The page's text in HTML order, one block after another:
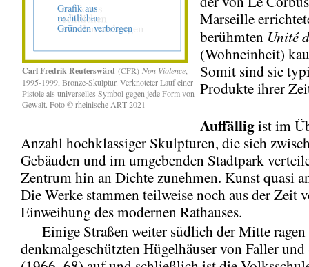
Carl Fredrik Reuterswärd (CFR) Non Violence
1995-1999, Bronze-Skulptur. Verknoteter Lauf einer
Pistole als universelles Symbol gegen jede Form von
Gewalt. Foto © rheinische ART 2021
Marseille
berühmten Unité
(Wohneinheit)
Somit sind sie
Produkte ihrer
Auffälligist im
Anzahl hochklassiger Skulpturen, die sich
Gebäuden und im umgebenden Stadtpark
Zentrum hin an Dichte zunehmen. Kunst quasi
Die Werke stammen teilweise noch aus der Zeit
Einweihung des modernen Rathauses.
Einige Straßen weiter südlich der Mitte ragen
denkmalgeschützten Hügelhäuser von Faller